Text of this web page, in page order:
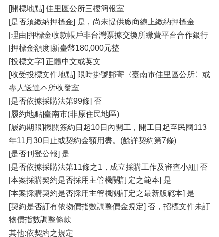
[開標地點] 佳里區公所三樓簡報室
[是否須繳納押標金] 是，尚未提供廠商線上繳納押標金
[理由]押標金收款帳戶非台灣票據交換所繳費平台合作銀行
[押標金額度]新臺幣180,000元整
[投標文字] 正體中文或英文
[收受投標文件地點] 限時掛號郵寄〈臺南市佳里區公所〉或
專人送達本所收發室
[是否依據採購法第99條] 否
[履約地點]臺南市(非原住民地區)
[履約期限]機關簽約日起10日內開工，開工日起至民國113
年11月30日止或契約金額用盡。(餘詳契約第7條)
[是否刊登公報] 是
[是否依據採購法第11條之1，成立採購工作及審查小組] 否
[本案採購契約是否採用主管機關訂定之範本] 是
[本案採購契約是否採用主管機關訂定之最新版範本] 是
[契約是否訂有依物價指數調整價金規定] 否，招標文件未訂
物價指數調整條款
其他:依契約之規定